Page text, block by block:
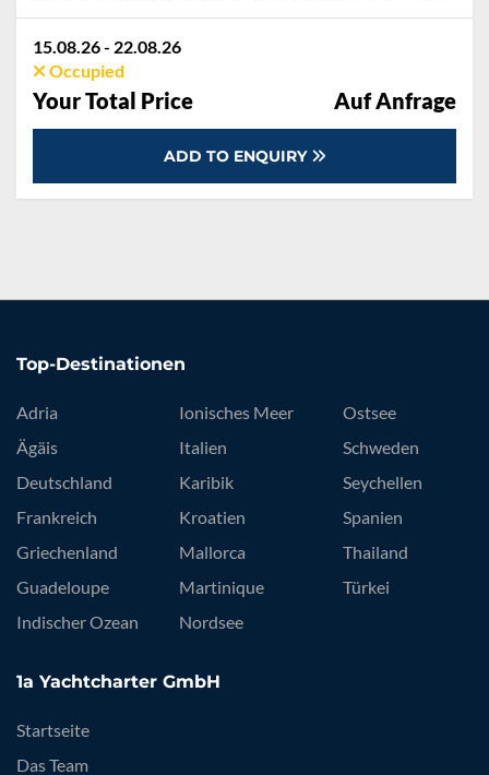
15.08.26 - 22.08.26
Occupied
Your Total Price Auf Anfrage
ADD TO ENQUIRY
Top-Destinationen
Adria
Ägäis
Deutschland
Frankreich
Griechenland
Guadeloupe
Indischer Ozean
Ionisches Meer
Italien
Karibik
Kroatien
Mallorca
Martinique
Nordsee
Ostsee
Schweden
Seychellen
Spanien
Thailand
Türkei
1a Yachtcharter GmbH
Startseite
Das Team